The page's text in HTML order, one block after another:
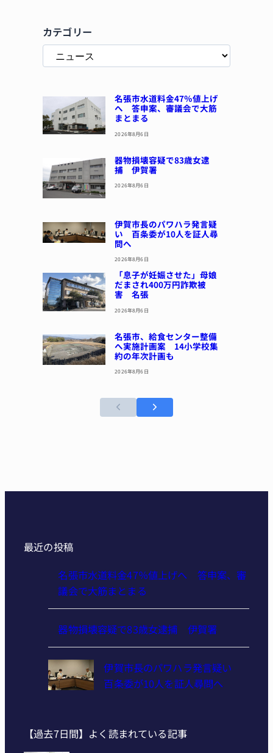
カテゴリー
名張市水道料金47％値上げ
へ 答申案、審議会で大筋
まとまる
2026年8月6日
器物損壊容疑で83歳女逮
捕 伊賀署
2026年8月6日
伊賀市長のパワハラ発言疑
い 百条委が10人を証人尋
問へ
2026年8月6日
「息子が妊娠させた」母娘
だまされ400万円詐欺被
害 名張
2026年8月6日
名張市、給食センター整備
へ実施計画案 14小学校集
約の年次計画も
2026年8月6日
最近の投稿
名張市水道料金47％値上げへ 答申案、審
議会で大筋まとまる
器物損壊容疑で83歳女逮捕 伊賀署
伊賀市長のパワハラ発言疑い
百条委が10人を証人尋問へ
【過去7日間】よく読まれている記事